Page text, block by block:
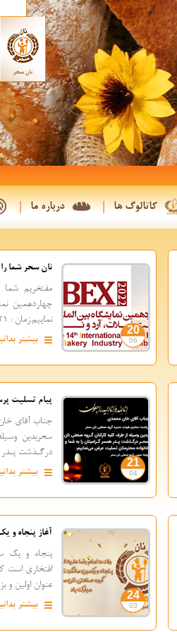
کاتالوگ ها درباره ما
20
06
نان سحر شما را
مفتخریم شما
چهاردهمین
نماییم.زمان : 21 لغایت 24 شهریور- از ساعت ...
بیشتر
21
04
پیام تسلیت
جناب آقای
سحربدین
درگـذشت پـدر
بیشتر
24
03
آغاز پنجاه و
پنجاه و یک
افتخاری است
عنوان اولین و
بیشتر